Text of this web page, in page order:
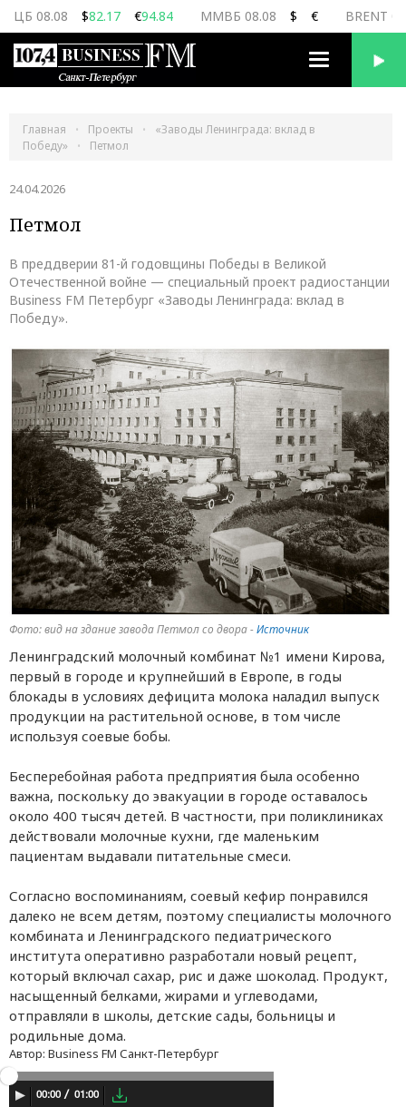
ЦБ 08.08 $82.17 €94.84 ММВБ 08.08 $ € BRENT
Переключить
Главная Проекты
«Заводы Ленинграда: вклад в
Победу»
Петмол
24.04.2026
Петмол
В преддверии 81-й годовщины Победы в Великой
Отечественной войне — специальный проект радиостанции
Business FM Петербург «Заводы Ленинграда: вклад в
Победу».
Фото: вид на здание завода Петмол со двора -Источник
Ленинградский молочный комбинат №1 имени Кирова,
первый в городе и крупнейший в Европе, в годы
блокады в условиях дефицита молока наладил выпуск
продукции на растительной основе, в том числе
используя соевые бобы.
Бесперебойная работа предприятия была особенно
важна, поскольку до эвакуации в городе оставалось
около 400 тысяч детей. В частности, при поликлиниках
действовали молочные кухни, где маленьким
пациентам выдавали питательные смеси.
Согласно воспоминаниям, соевый кефир понравился
далеко не всем детям, поэтому специалисты молочного
комбината и Ленинградского педиатрического
института оперативно разработали новый рецепт,
который включал сахар, рис и даже шоколад. Продукт,
насыщенный белками, жирами и углеводами,
отправляли в школы, детские сады, больницы и
родильные дома.
Автор: Business FM Санкт-Петербург
00:00 01:00